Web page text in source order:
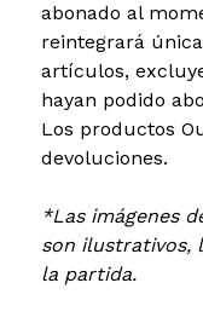
abonado al
reintegrará
artículos,
hayan podido
Los productos
devoluciones.
*Las imágenes
son ilustrativos,
la partida.